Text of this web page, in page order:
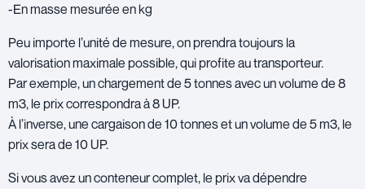
-En masse mesurée en kg
Peu importe l’unité de mesure, on prendra toujours la
valorisation maximale possible, qui profite au transporteur.
Par exemple, un chargement de 5 tonnes avec un volume de 8
m3, le prix correspondra à 8 UP.
À l’inverse, une cargaison de 10 tonnes et un volume de 5 m3, le
prix sera de 10 UP.
Si vous avez un conteneur complet, le prix va dépendre